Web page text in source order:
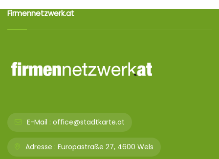
Firmennetzwerk.at
E-Mail : office@stadtkarte.at
Adresse : Europastraße 27, 4600 Wels